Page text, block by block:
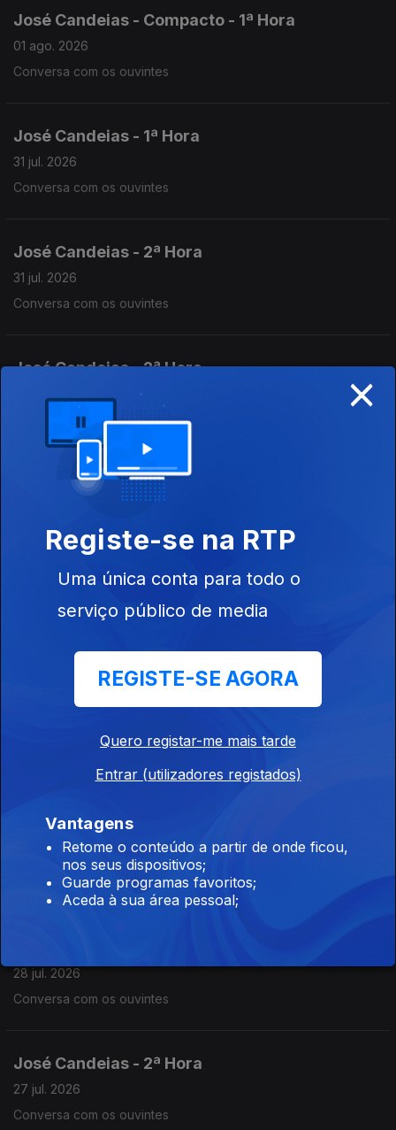
José Candeias - Compacto - 1ª Hora
01 ago. 2026
Conversa com os ouvintes
José Candeias - 1ª Hora
31 jul. 2026
Conversa com os ouvintes
José Candeias - 2ª Hora
31 jul. 2026
Conversa com os ouvintes
José Candeias - 2ª Hora
Conversa com os ouvintes
José Candeias - 1ª Hora
Conversa com os ouvintes
José Candeias - 2ª Hora
Conversa com os ouvintes
Conversa com os ouvintes
José Candeias - 2ª Hora
28 jul. 2026
Conversa com os ouvintes
28 jul. 2026
Conversa com os ouvintes
José Candeias - 2ª Hora
27 jul. 2026
Conversa com os ouvintes
×
Registe-se na RTP
Uma única conta para todo o
serviço público de media
REGISTE-SE AGORA
Quero registar-me mais tarde
Entrar (utilizadores registados)
Vantagens
Retome o conteúdo a partir de onde ficou,
nos seus dispositivos;
Guarde programas favoritos;
Aceda à sua área pessoal;